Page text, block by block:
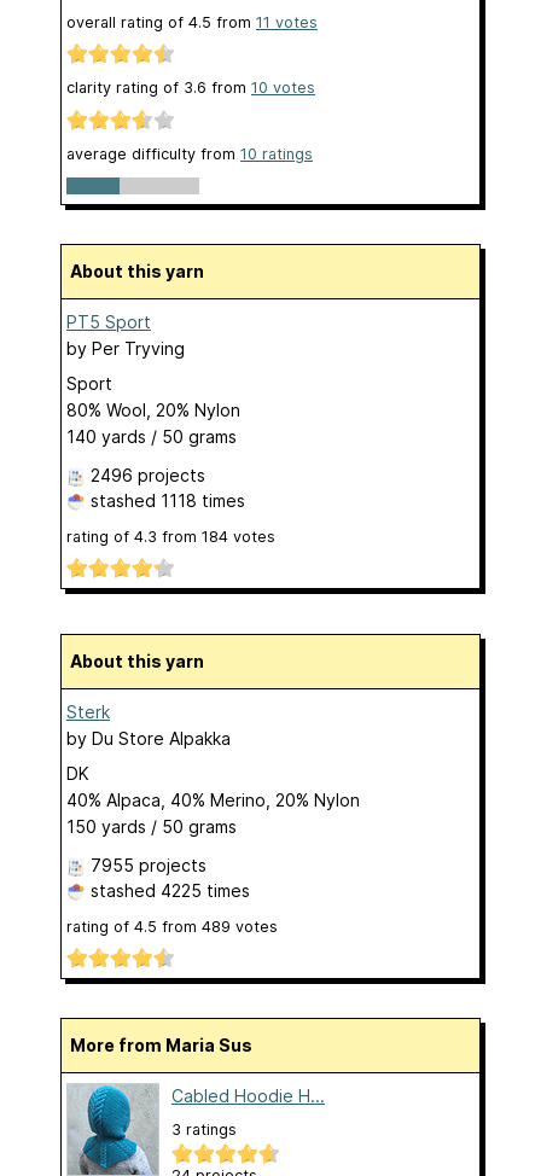
overall rating of 4.5 from 11 votes
clarity rating of 3.6 from 10 votes
average difficulty from 10 ratings
About this yarn
PT5 Sport
by Per Tryving
Sport
80% Wool, 20% Nylon
140 yards / 50 grams
2496 projects
stashed 1118 times
rating of 4.3 from 184 votes
About this yarn
Sterk
by Du Store Alpakka
DK
40% Alpaca, 40% Merino, 20% Nylon
150 yards / 50 grams
7955 projects
stashed 4225 times
rating of 4.5 from 489 votes
More from Maria Sus
Cabled Hoodie H...
3 ratings